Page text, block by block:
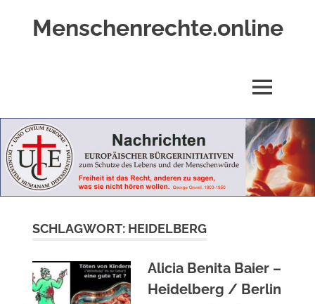
Menschenrechte.online
Geborene
wie
für
Ungeborene
MENÜ
SCHLAGWORT: HEIDELBERG
Alicia Benita Baier –
Heidelberg / Berlin